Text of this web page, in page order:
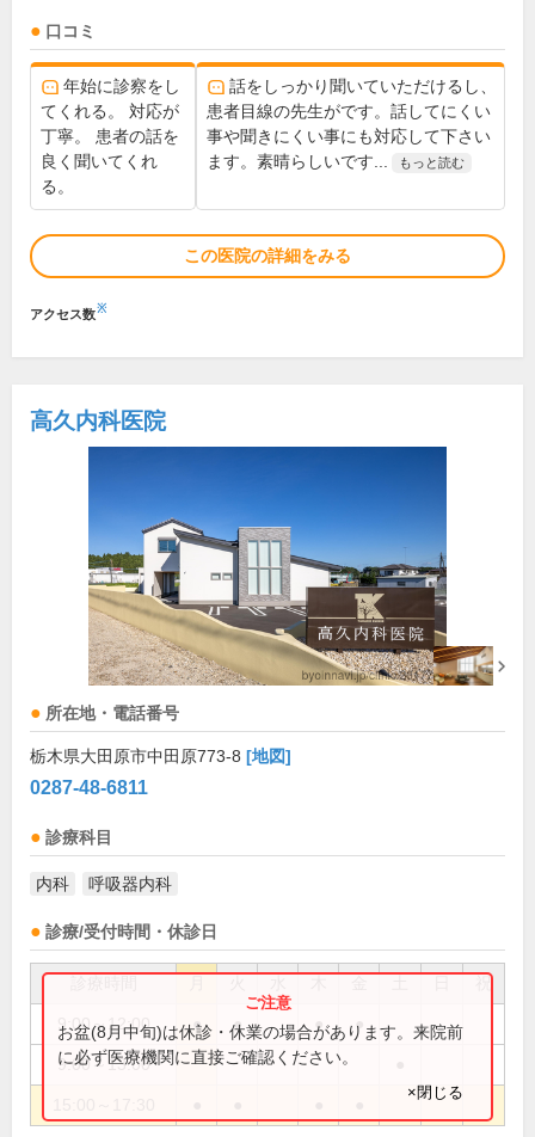
口コミ
年始に診察をし
てくれる。 対応が
丁寧。 患者の話を
良く聞いてくれ
る。
話をしっかり聞いていただけるし、
患者目線の先生がです。話してにくい
事や聞きにくい事にも対応して下さい
ます。素晴らしいです...
もっと読む
この医院の詳細をみる
アクセス数※
高久内科医院
所在地・電話番号
栃木県大田原市中田原773-8 [地図]
0287-48-6811
診療科目
内科 呼吸器内科
診療/受付時間・休診日
祝
9:00～12:00 ● ● ● ●
9:00～13:00
お盆(8月中旬)は休診・休業の場合があります。来院前
に必ず医療機関に直接ご確認ください。
×閉じる